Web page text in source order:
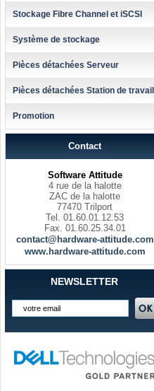
Stockage Fibre Channel et iSCSI
Système de stockage
Pièces détachées Serveur
Pièces détachées Station de travail
Promotion
Contact
Software Attitude
4 rue de la halotte
ZAC de la halotte
77470 Trilport
Tel. 01.60.01.12.53
Fax. 01.60.25.34.01
contact@hardware-attitude.com
www.hardware-attitude.com
NEWSLETTER